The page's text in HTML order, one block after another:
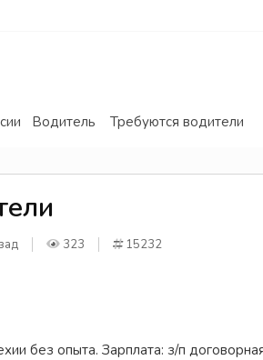
Водитель Требуются водители
323 15232
без опыта. Зарплата: з/п